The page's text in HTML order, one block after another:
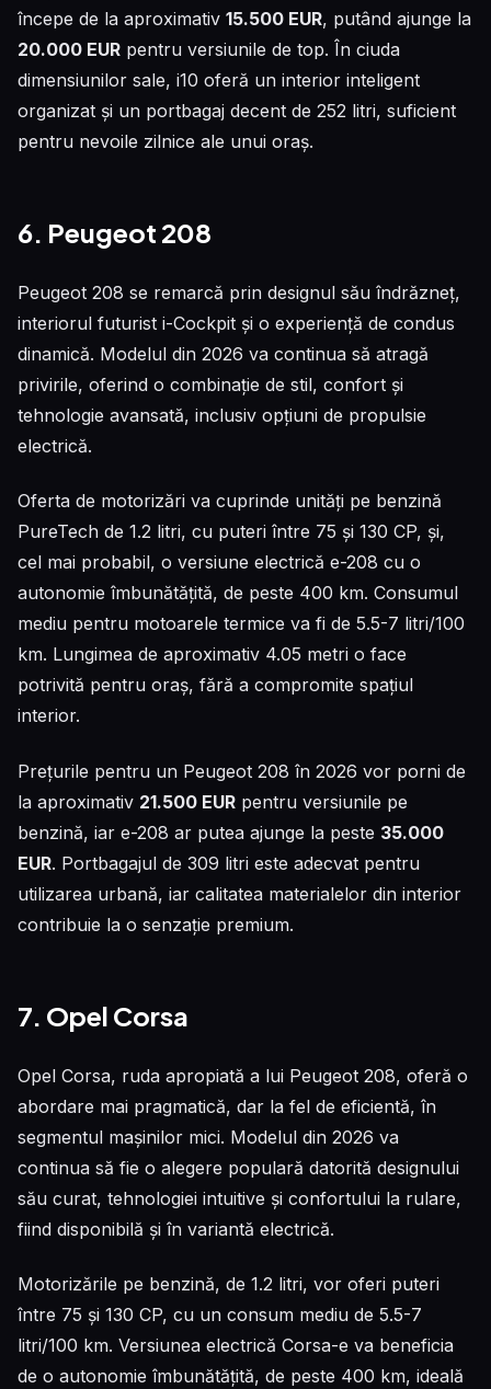
începe de la aproximativ 15.500 EUR, putând ajunge la
20.000 EUR pentru versiunile de top. În ciuda
dimensiunilor sale, i10 oferă un interior inteligent
organizat și un portbagaj decent de 252 litri, suficient
pentru nevoile zilnice ale unui oraș.
6. Peugeot 208
Peugeot 208 se remarcă prin designul său îndrăzneț,
interiorul futurist i-Cockpit și o experiență de condus
dinamică. Modelul din 2026 va continua să atragă
privirile, oferind o combinație de stil, confort și
tehnologie avansată, inclusiv opțiuni de propulsie
electrică.
Oferta de motorizări va cuprinde unități pe benzină
PureTech de 1.2 litri, cu puteri între 75 și 130 CP, și,
cel mai probabil, o versiune electrică e-208 cu o
autonomie îmbunătățită, de peste 400 km. Consumul
mediu pentru motoarele termice va fi de 5.5-7 litri/100
km. Lungimea de aproximativ 4.05 metri o face
potrivită pentru oraș, fără a compromite spațiul
interior.
Prețurile pentru un Peugeot 208 în 2026 vor porni de
la aproximativ 21.500 EUR pentru versiunile pe
benzină, iar e-208 ar putea ajunge la peste 35.000
EUR. Portbagajul de 309 litri este adecvat pentru
utilizarea urbană, iar calitatea materialelor din interior
contribuie la o senzație premium.
7. Opel Corsa
Opel Corsa, ruda apropiată a lui Peugeot 208, oferă o
abordare mai pragmatică, dar la fel de eficientă, în
segmentul mașinilor mici. Modelul din 2026 va
continua să fie o alegere populară datorită designului
său curat, tehnologiei intuitive și confortului la rulare,
fiind disponibilă și în variantă electrică.
Motorizările pe benzină, de 1.2 litri, vor oferi puteri
între 75 și 130 CP, cu un consum mediu de 5.5-7
litri/100 km. Versiunea electrică Corsa-e va beneficia
de o autonomie îmbunătățită, de peste 400 km, ideală